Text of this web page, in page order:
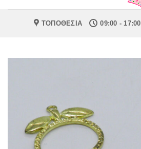
ΤΟΠΟΘΕΣΙΑ 09:00 - 17:00